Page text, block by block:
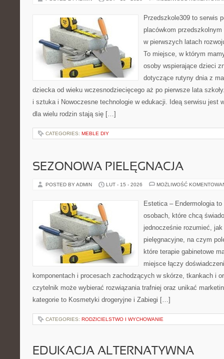
Przedszkole309 to serwis
placówkom
w pierwszych latach
To miejsce, w którym
osoby wspierające dzieci
dotyczące rutyny dnia z
dziecka od wieku wczesnodziecięcego aż po pierwsze lata
i sztuka i Nowoczesne technologie w edukacji. Ideą serwisu jest
dla wielu rodzin stają się […]
CATEGORIES: MEBLE DIY
SEZONOWA PIELĘGNACJA
POSTED BY ADMIN LUT - 15 - 2026 MOŻLIWOŚĆ
Estetica – Endermologia
osobach, które chcą
jednocześnie rozumieć, jak
pielęgnacyjne, na czym
które terapie gabinetowe
miejsce łączy
komponentach i procesach zachodzących w skórze, tkankach i
czytelnik może wybierać rozwiązania trafniej oraz unikać
kategorie to Kosmetyki drogeryjne i Zabiegi […]
CATEGORIES: RODZICIELSTWO I WYCHOWANIE
EDUKACJA ALTERNATYWNA